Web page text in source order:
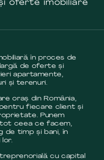
oferte imobiliare
în proces de
de oferte și
apartamente,
și terenuri.
oraș din România,
fiecare client și
Punem
ceea ce facem,
timp și bani, în
cu capital